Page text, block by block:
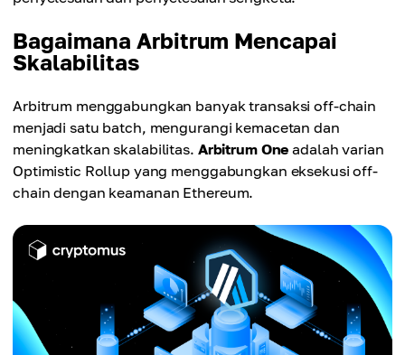
Bagaimana Arbitrum Mencapai
Skalabilitas
Arbitrum menggabungkan banyak transaksi off-chain
menjadi satu batch, mengurangi kemacetan dan
meningkatkan skalabilitas. Arbitrum One adalah varian
Optimistic Rollup yang menggabungkan eksekusi off-
chain dengan keamanan Ethereum.